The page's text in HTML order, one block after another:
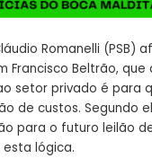
Romanelli (PSB)
Francisco Beltrão,
setor privado é para
de custos. Segundo
para o futuro leilão
esta lógica.